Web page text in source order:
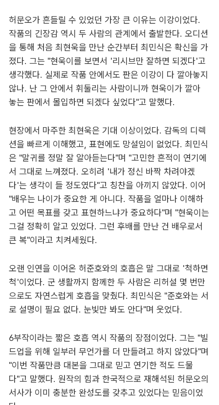
허문오가 흔들릴 수 있었던 가장 큰 이유는 이강이었다.
작품의 긴장감 역시 두 사람의 관계에서 출발한다. 오디션
을 통해 처음 최현욱을 만난 순간부터 최민식은 확신을 가
졌다. 그는 "현욱이를 보면서 '리시브만 잘하면 되겠다'고
생각했다. 실제로 작품 안에서도 판은 이강이 다 깔아놓지
않나. 난 그 안에서 휘둘리는 사람이니까 현욱이가 깔아
놓는 판에서 몰입하면 되겠다 싶었다"고 말했다.
현장에서 마주한 최현욱은 기대 이상이었다. 감독의 디렉
션을 빠르게 이해했고, 표현에도 망설임이 없었다. 최민식
은 "말귀를 정말 잘 알아듣는다"며 "고민한 흔적이 연기에
서 그대로 느껴졌다. 오히려 '내가 정신 바짝 차려야겠
다'는 생각이 들 정도였다"고 칭찬을 아끼지 않았다. 이어
"배우는 나이가 중요한 게 아니다. 작품을 얼마나 이해하
고 어떤 목표를 갖고 표현하느냐가 중요하다"며 "현욱이는
그걸 정확히 알고 있었다. 그런 후배를 만난 건 배우로서
큰 복"이라고 치켜세웠다.
오랜 인연을 이어온 허준호와의 호흡은 말 그대로 '척하면
척'이었다. 군 생활까지 함께한 두 사람은 리허설 몇 번만
으로도 자연스럽게 호흡을 맞췄다. 최민식은 "준호와는 서
로 설명이 필요 없다. 눈빛만 봐도 안다"며 웃었다.
6부작이라는 짧은 호흡 역시 작품의 장점이었다. 그는 "빌
드업을 위해 일부러 무언가를 더 만들려고 하지 않았다"며
"이번 작품만큼 대본을 그대로 믿고 연기한 적도 드물
다"고 말했다. 원작의 힘과 한국적으로 재해석된 허문오의
서사가 이미 충분한 완성도를 갖추고 있었다는 믿음이었